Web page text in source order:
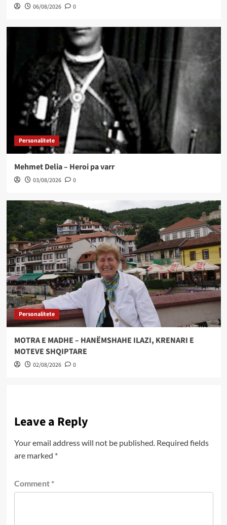
06/08/2026 0
Personalitete
Mehmet Delia – Heroi pa varr
03/08/2026 0
Personalitete
MOTRA E MADHE – HANËMSHAHE ILAZI, KRENARI E
MOTEVE SHQIPTARE
02/08/2026 0
Leave a Reply
Your email address will not be published. Required fields
are marked *
Comment *